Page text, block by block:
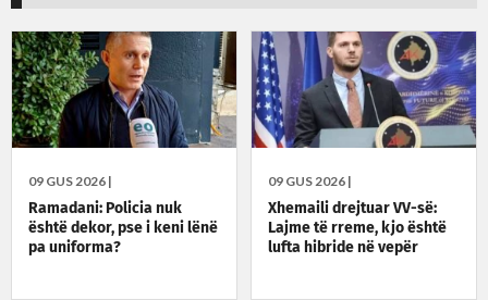
09 GUS 2026 |
Ramadani: Policia nuk
është dekor, pse i keni lënë
pa uniforma?
09 GUS 2026 |
Xhemaili drejtuar VV-së:
Lajme të rreme, kjo është
lufta hibride në vepër